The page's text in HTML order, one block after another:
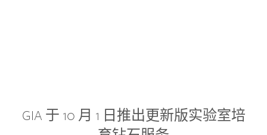
GIA 于 10 月 1 日推出更新版实验室培